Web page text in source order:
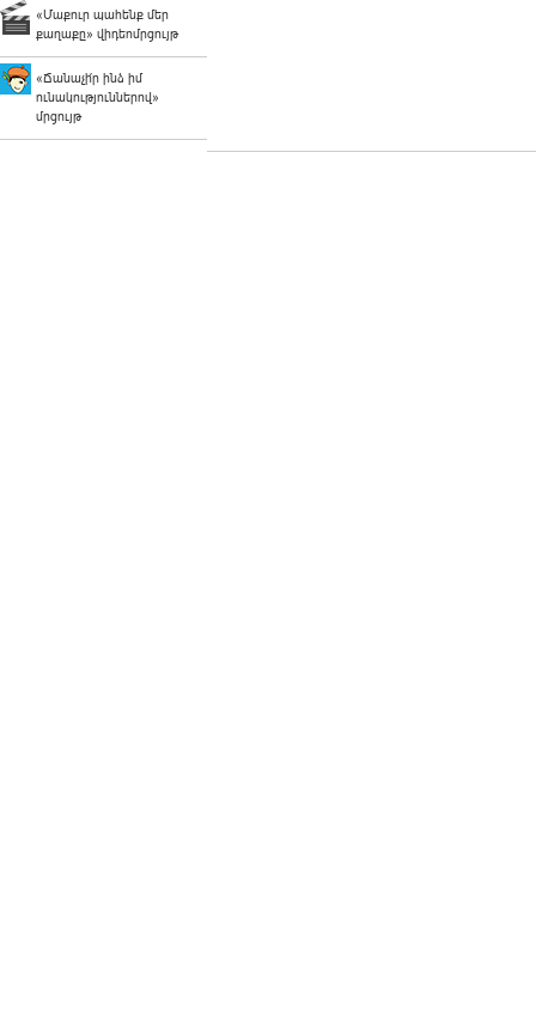
«Մաքուր պահենք մեր
քաղաքը» վիդեոմրցույթ
«Ճանաչի՛ր ինձ իմ
ունակություններով»
մրցույթ